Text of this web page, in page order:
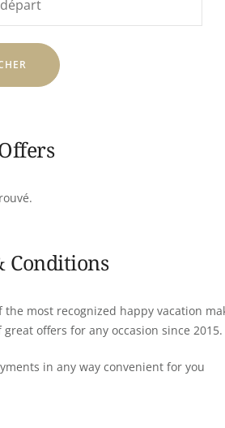
Conditions
the most recognized happy vacation
offers for any occasion since 2015.
in any way convenient for you